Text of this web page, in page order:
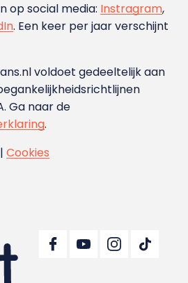
op social media: Instragram,
. Een keer per jaar verschijnt
voldoet gedeeltelijk aan
Ga naar de
.
Cookies